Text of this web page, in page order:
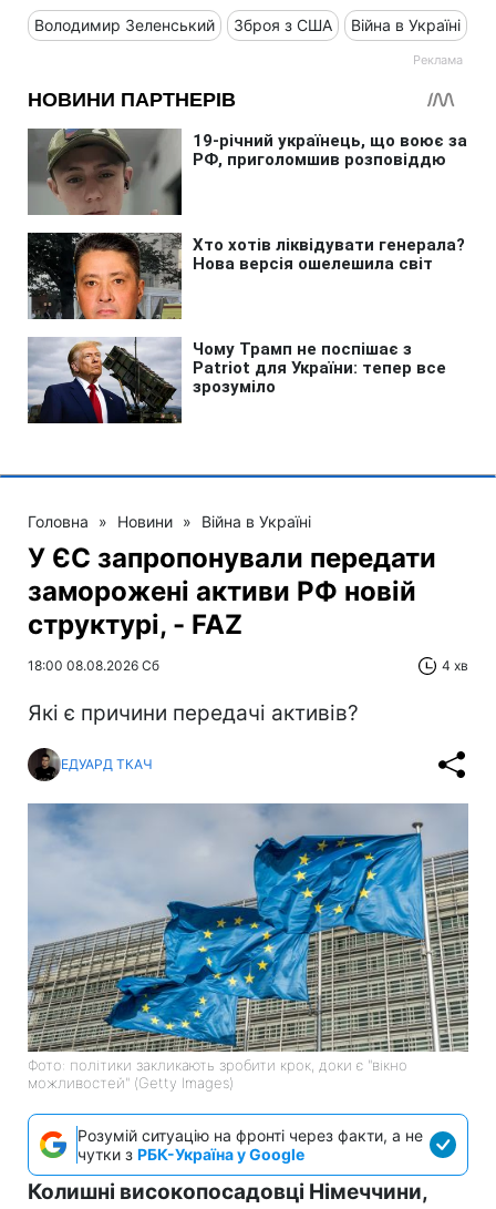
Володимир Зеленський Зброя з США Війна в Україні
Головна » Новини » Війна в Україні
У ЄС запропонували передати
заморожені активи РФ новій
структурі, - FAZ
18:00 08.08.2026 Сб 4 хв
Які є причини передачі активів?
ЕДУАРД ТКАЧ
Фото: політики закликають зробити крок, доки є "вікно
можливостей" (Getty Images)
Розумій ситуацію на фронті через факти, а не
чутки з РБК-Україна у Google
Колишні високопосадовці Німеччини,